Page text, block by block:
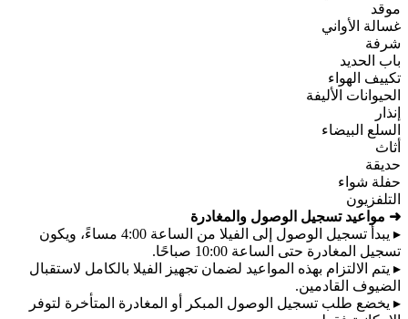
موقد
غسالة الأواني
شرفة
باب الحديد
تكييف الهواء
الحيوانات الأليفة
إنذار
السلع البيضاء
أثاث
حديقة
حفلة شواء
التلفزيون
➜ مواعيد تسجيل الوصول والمغادرة
▸ يبدأ تسجيل الوصول إلى الفيلا من الساعة 4:00 مساءً، ويكون
تسجيل المغادرة حتى الساعة 10:00 صباحًا.
▸ يتم الالتزام بهذه المواعيد لضمان تجهيز الفيلا بالكامل لاستقبال
الضيوف القادمين.
▸ يخضع طلب تسجيل الوصول المبكر أو المغادرة المتأخرة لتوفر